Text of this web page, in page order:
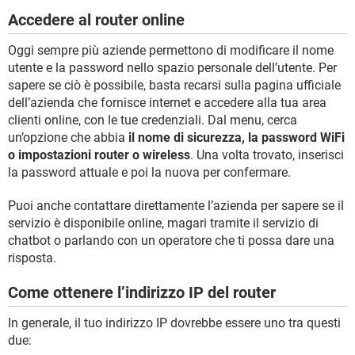
Accedere al router online
Oggi sempre più aziende permettono di modificare il nome
utente e la password nello spazio personale dell’utente. Per
sapere se ciò è possibile, basta recarsi sulla pagina ufficiale
dell’azienda che fornisce internet e accedere alla tua area
clienti online, con le tue credenziali. Dal menu, cerca
un’opzione che abbia il nome di sicurezza, la password WiFi
o impostazioni router o wireless. Una volta trovato, inserisci
la password attuale e poi la nuova per confermare.
Puoi anche contattare direttamente l’azienda per sapere se il
servizio è disponibile online, magari tramite il servizio di
chatbot o parlando con un operatore che ti possa dare una
risposta.
Come ottenere l’indirizzo IP del router
In generale, il tuo indirizzo IP dovrebbe essere uno tra questi
due: